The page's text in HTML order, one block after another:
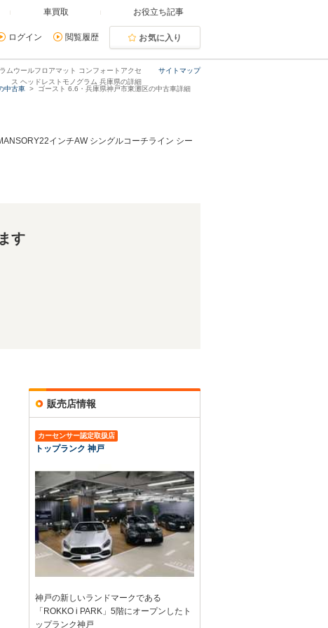
車買取 お役立ち記事
ログイン 閲覧履歴 お気に入り
サイトマップ
ムウールフロアマット コンフォートアクセ
ス ヘッドレストモノグラム 兵庫県の詳細
中古車 ゴースト 6.6・兵庫県神戸市東灘区の中古車詳細
インチAW シングルコーチライン シー
す
販売店情報
カーセンサー認定取扱店
トップランク 神戸
神戸の新しいランドマークである
「ROKKO i PARK」5階にオープンしたト
ップランク神戸